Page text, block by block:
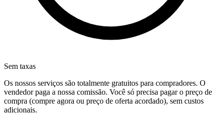
Sem taxas
Os nossos serviços são totalmente gratuitos para compradores. O
vendedor paga a nossa comissão. Você só precisa pagar o preço de
compra (compre agora ou preço de oferta acordado), sem custos
adicionais.